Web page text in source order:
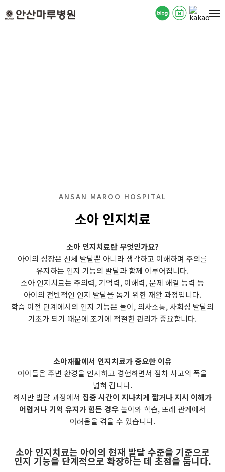
ANSAN MAROO HOSPITAL
소아 인지치료
소아 인지치료란 무엇인가요?
아이의 성장은 신체 발달뿐 아니라 생각하고 이해하며 주의를
유지하는 인지 기능의 발달과 함께 이루어집니다.
소아 인지치료는 주의력, 기억력, 이해력, 문제 해결 능력 등
아이의 전반적인 인지 발달을 돕기 위한 재활 과정입니다.
학습 이전 단계에서의 인지 기능은 놀이, 의사소통, 사회성 발달의
기초가 되기 때문에 조기에 적절한 관리가 중요합니다.
소아재활에서 인지치료가 중요한 이유
아이들은 주변 환경을 인지하고 경험하면서 점차 사고의 폭을
넓혀 갑니다.
하지만 발달 과정에서 집중 시간이 지나치게 짧거나 지시 이해가
어렵거나 기억 유지가 힘든 경우놀이와 학습, 또래 관계에서
어려움을 겪을 수 있습니다.
소아 인지치료는 아이의 현재 발달 수준을 기준으로
인지 기능을 단계적으로 확장하는 데 초점을 둡니다.